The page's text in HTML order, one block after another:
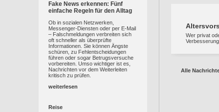
Fake News erkennen: Fünf
einfache Regeln für den Alltag
Ob in sozialen Netzwerken,
Messenger-Diensten oder per E-Mail
– Falschmeldungen verbreiten sich
oft schneller als überprüfte
Informationen. Sie können Ängste
schüren, zu Fehlentscheidungen
führen oder sogar Betrugsversuche
vorbereiten. Umso wichtiger ist es,
Nachrichten vor dem Weiterleiten
kritisch zu prüfen.
weiterlesen
Reise
Wer privat
Alle